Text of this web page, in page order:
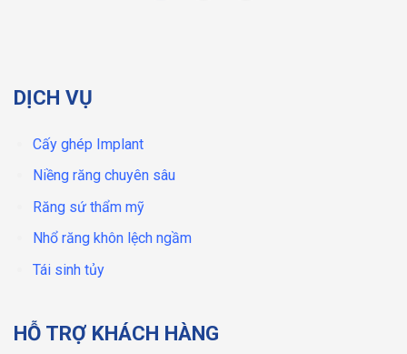
DỊCH VỤ
Cấy ghép Implant
Niềng răng chuyên sâu
Răng sứ thẩm mỹ
Nhổ răng khôn lệch ngầm
Tái sinh tủy
HỖ TRỢ KHÁCH HÀNG